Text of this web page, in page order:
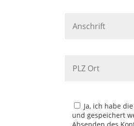
Ja, ich habe
und gespeichert